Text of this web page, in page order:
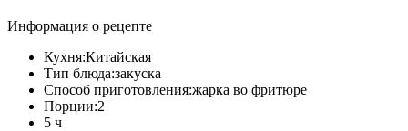
Информация о рецепте
Кухня:Китайская
Тип блюда:закуска
Способ приготовления:жарка во фритюре
Порции:2
5 ч